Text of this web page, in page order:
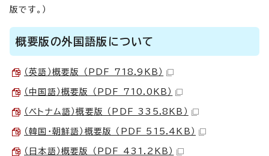
版です。）
概要版の外国語版について
（英語）概要版 （PDF 718.9KB）
（中国語）概要版 （PDF 710.0KB）
（ベトナム語）概要版 （PDF 335.8KB）
（韓国・朝鮮語）概要版 （PDF 515.4KB）
（日本語）概要版 （PDF 431.2KB）